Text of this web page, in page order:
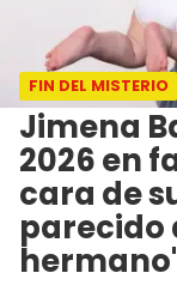
FIN DEL MISTERIO
Jimena
2026 en
cara de
parecido